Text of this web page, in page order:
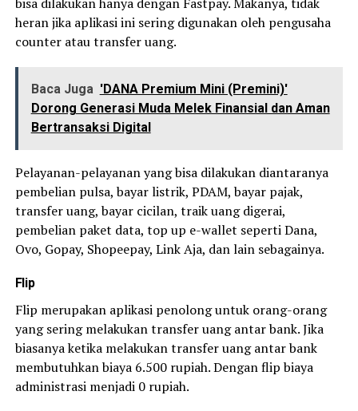
heran jika aplikasi ini sering digunakan oleh pengusaha
counter atau transfer uang.
Baca Juga 'DANA Premium Mini (Premini)'
Dorong Generasi Muda Melek Finansial dan Aman
Bertransaksi Digital
Pelayanan-pelayanan yang bisa dilakukan diantaranya
pembelian pulsa, bayar listrik, PDAM, bayar pajak,
transfer uang, bayar cicilan, traik uang digerai,
pembelian paket data, top up e-wallet seperti Dana,
Ovo, Gopay, Shopeepay, Link Aja, dan lain sebagainya.
Flip
Flip merupakan aplikasi penolong untuk orang-orang
yang sering melakukan transfer uang antar bank. Jika
biasanya ketika melakukan transfer uang antar bank
membutuhkan biaya 6.500 rupiah. Dengan flip biaya
administrasi menjadi 0 rupiah.